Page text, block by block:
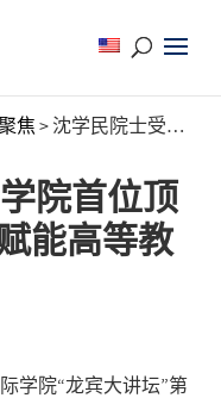
焦 > 沈学民院士受聘为学院首位顶尖科学家，开讲AI赋能高等教育
院首位顶
能高等教
学院“龙宾大讲坛”第